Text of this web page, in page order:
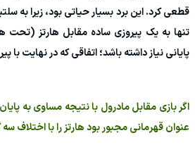
قطعی کرد. این برد بسیار حیاتی بود، زیرا به
تنها به یک پیروزی ساده مقابل هارتز (تحت
پایانی نیاز داشته باشد؛ اتفاقی که در نهایت با پیروزی ۳-۱
اگر بازی مقابل مادرول با نتیجه مساوی به
عنوان قهرمانی مجبور بود هارتز را با